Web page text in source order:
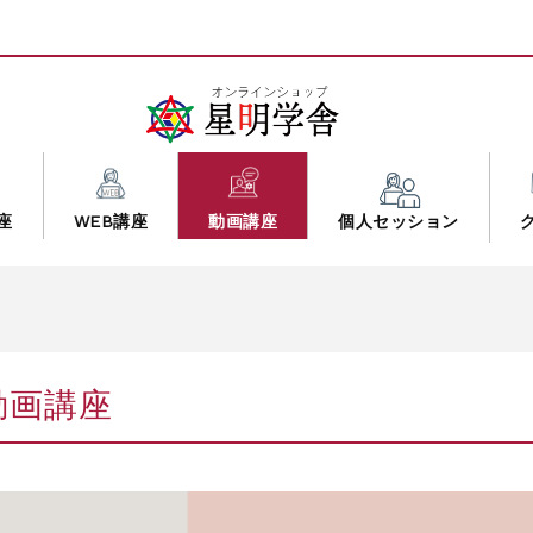
WEB講座 動画講座 個人セッション
講座